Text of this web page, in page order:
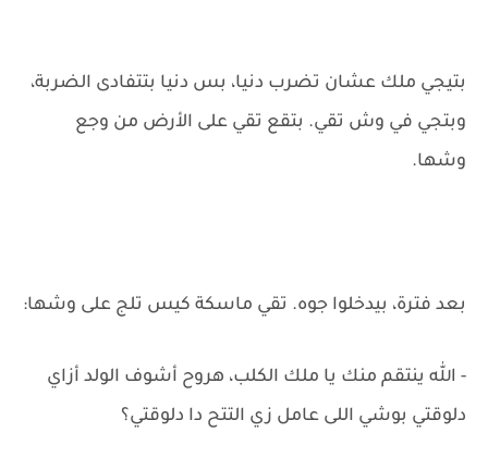
بتيجي ملك عشان تضرب دنيا، بس دنيا بتتفادى الضربة،
وبتجي في وش تقي. بتقع تقي على الأرض من وجع
وشها.
بعد فترة، بيدخلوا جوه. تقي ماسكة كيس تلج على وشها:
- الله ينتقم منك يا ملك الكلب، هروح أشوف الولد أزاي
دلوقتي بوشي اللى عامل زي التتح دا دلوقتي؟